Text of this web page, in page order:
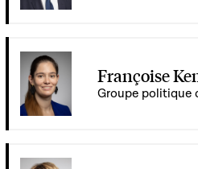
Françoise
Groupe politique